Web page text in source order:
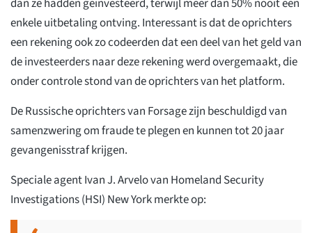
dan ze hadden geïnvesteerd, terwijl meer dan 50% nooit een
enkele uitbetaling ontving. Interessant is dat de oprichters
een rekening ook zo codeerden dat een deel van het geld van
de investeerders naar deze rekening werd overgemaakt, die
onder controle stond van de oprichters van het platform.
De Russische oprichters van Forsage zijn beschuldigd van
samenzwering om fraude te plegen en kunnen tot 20 jaar
gevangenisstraf krijgen.
Speciale agent Ivan J. Arvelo van Homeland Security
Investigations (HSI) New York merkte op: